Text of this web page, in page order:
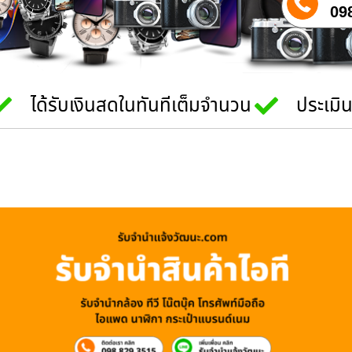
ได้รับเงินสดในทันทีเต็มจำนวน ประเมิ